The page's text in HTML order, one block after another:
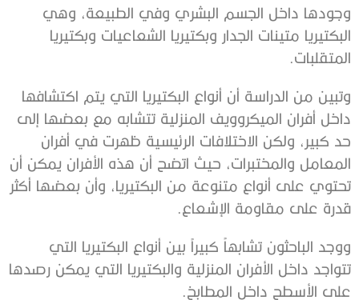
وجودها داخل الجسم البشري وفي الطبيعة، وهي
البكتيريا متينات الجدار وبكتيريا الشعاعيات وبكتيريا
المتقلبات.
وتبين من الدراسة أن أنواع البكتيريا التي يتم اكتشافها
داخل أفران الميكروويف المنزلية تتشابه مع بعضها إلى
حد كبير، ولكن الاختلافات الرئيسية ظهرت في أفران
المعامل والمختبرات، حيث اتضح أن هذه الأفران يمكن أن
تحتوي على أنواع متنوعة من البكتيريا، وأن بعضها أكثر
قدرة على مقاومة الإشعاع.
ووجد الباحثون تشابهاً كبيراً بين أنواع البكتيريا التي
تتواجد داخل الأفران المنزلية والبكتيريا التي يمكن رصدها
على الأسطح داخل المطابخ.